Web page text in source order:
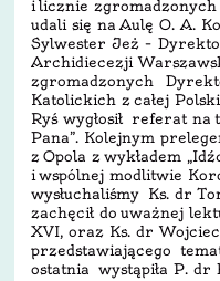
i licznie zgromadzonych
udali się na Aulę O. A.
Sylwester Jeż –
Archidiecezji
zgromadzonych
Katolickich z całej
Ryś wygłosił referat na
Pana”. Kolejnym
z Opola z wykładem
i wspólnej modlitwie
wysłuchaliśmy Ks. dr
zachęcił do uważnej
XVI, oraz Ks. dr
przedstawiającego
ostatnia wystąpiła P. dr